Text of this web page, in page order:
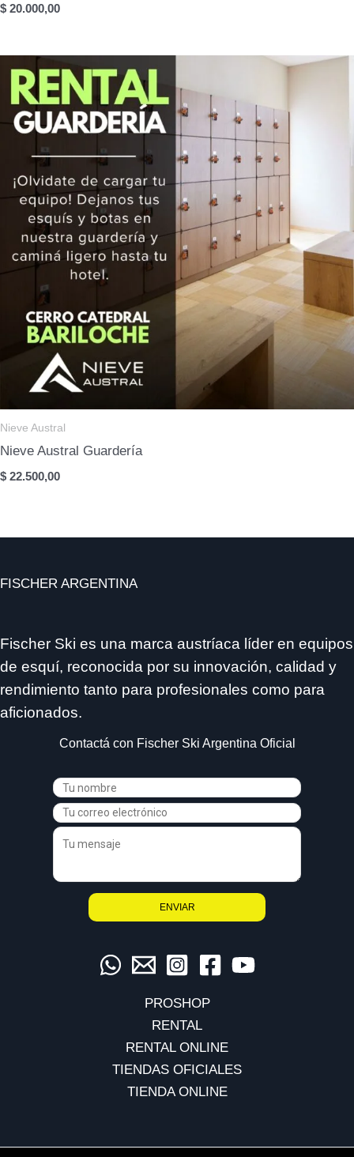
$ 20.000,00
Nieve Austral
Nieve Austral Guardería
$ 22.500,00
FISCHER ARGENTINA
Fischer Ski es una marca austríaca líder en equipos
de esquí, reconocida por su innovación, calidad y
rendimiento tanto para profesionales como para
aficionados.
Contactá con Fischer Ski Argentina Oficial
PROSHOP
RENTAL
RENTAL ONLINE
TIENDAS OFICIALES
TIENDA ONLINE